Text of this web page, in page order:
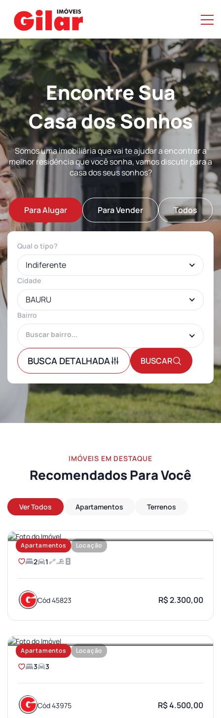
Encontre Sua
Casa dos Sonhos
Somos uma imobiliária que vai te ajudar a encontrar a
melhor residência que você sonha, vamos discutir para a
casa dos seus sonhos?
Para Alugar Para Vender Todos
Qual o tipo?
Indiferente
Cidade
BAURU
Bairro
BUSCA DETALHADA BUSCAR
IMÓVEIS EM DESTAQUE
Recomendados Para Você
Ver Todos Apartamentos Terrenos
Apartamentos Locação
AEROPORTO
2 1
Cód 45823 R$ 2.300,00
Apartamentos Locação
JARDIM AMERICA
3 3
Cód 43975 R$ 4.500,00